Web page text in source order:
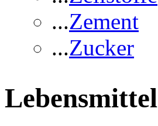
...Zement
...Zucker
Lebensmittel